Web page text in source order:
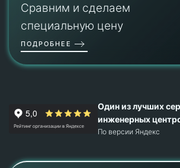
Сравним и сделаем
специальную цену
ПОДРОБНЕЕ
Один из лучших
инженерных
По версии Яндекс